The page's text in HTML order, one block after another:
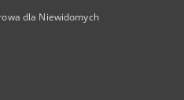
dla Niewidomych